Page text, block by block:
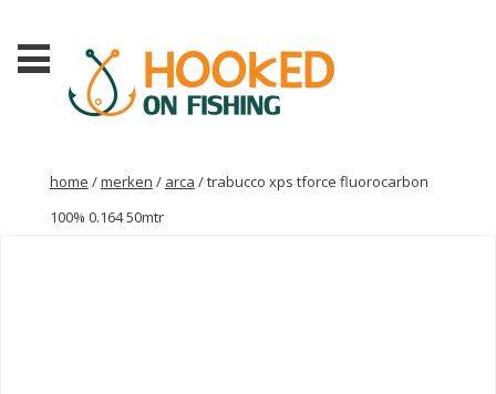
home /merken / arca / trabucco xps tforce fluorocarbon
100% 0.164 50mtr